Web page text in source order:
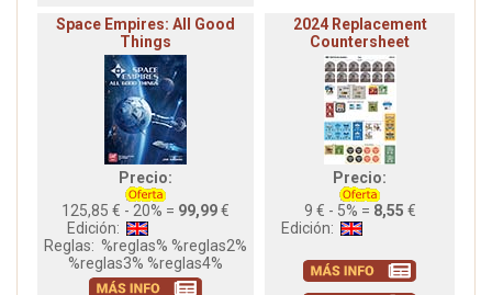
Space Empires: All Good
Things
Precio:
125,85 € - 20% = 99,99€
Edición:
Reglas: %reglas% %reglas2%
%reglas3% %reglas4%
2024 Replacement
Countersheet
Precio:
9 € - 5% = 8,55 €
Edición: